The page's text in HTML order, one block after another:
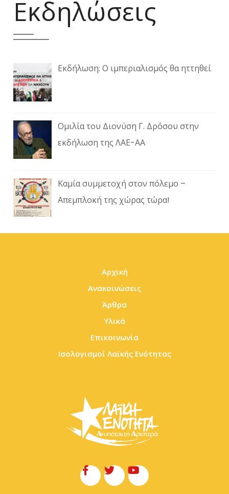
Εκδηλώσεις
Εκδήλωση: Ο ιμπεριαλισμός θα ηττηθεί
Ομιλία του Διονύση Γ. Δρόσου στην
εκδήλωση της ΛΑΕ-ΑΑ
Καμία συμμετοχή στον πόλεμο –
Απεμπλοκή της χώρας τώρα!
Αρχική
Ανακοινώσεις
Άρθρα
Υλικά
Επικοινωνία
Ισολογισμοί Λαϊκής Ενότητας